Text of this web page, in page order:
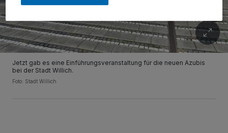
Jetzt gab es eine Einführungsveranstaltung für die neuen Azubis
bei der Stadt Willich.
Foto: Stadt Willich